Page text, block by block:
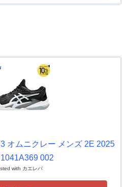
オムニクレー メンズ 2E 2025
002
with カエレバ